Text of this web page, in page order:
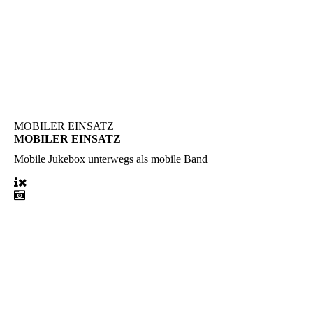
MOBILER EINSATZ
MOBILER EINSATZ
Mobile Jukebox unterwegs als mobile Band